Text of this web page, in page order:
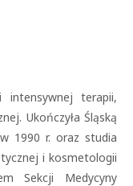
terapii,
Ukończyła Śląską
1990 r. oraz studia
i kosmetologii
Sekcji Medycyny